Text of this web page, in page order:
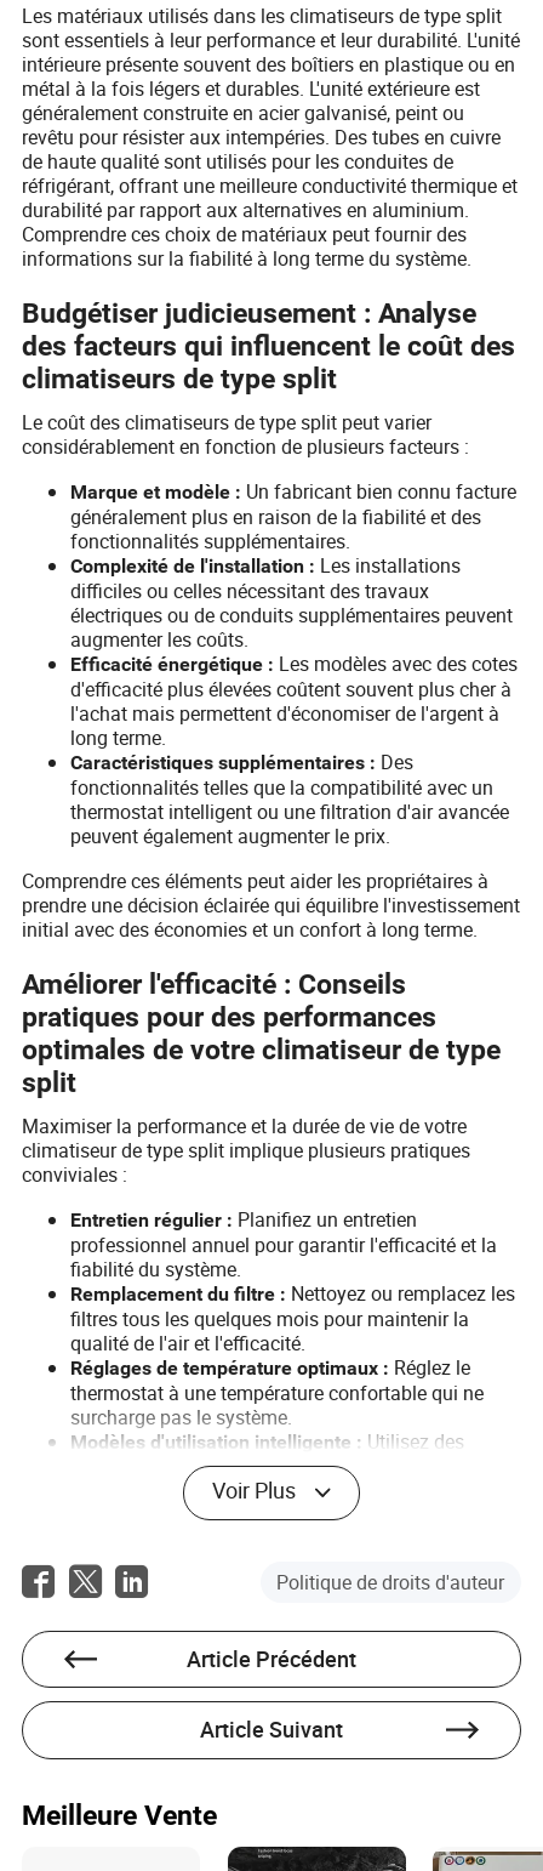
Les matériaux utilisés dans les climatiseurs de type split
sont essentiels à leur performance et leur durabilité. L'unité
intérieure présente souvent des boîtiers en plastique ou en
métal à la fois légers et durables. L'unité extérieure est
généralement construite en acier galvanisé, peint ou
revêtu pour résister aux intempéries. Des tubes en cuivre
de haute qualité sont utilisés pour les conduites de
réfrigérant, offrant une meilleure conductivité thermique et
durabilité par rapport aux alternatives en aluminium.
Comprendre ces choix de matériaux peut fournir des
informations sur la fiabilité à long terme du système.
Budgétiser judicieusement : Analyse
des facteurs qui influencent le coût des
climatiseurs de type split
Le coût des climatiseurs de type split peut varier
considérablement en fonction de plusieurs facteurs :
Marque et modèle : Un fabricant bien connu facture
généralement plus en raison de la fiabilité et des
fonctionnalités supplémentaires.
Complexité de l'installation : Les installations
difficiles ou celles nécessitant des travaux
électriques ou de conduits supplémentaires peuvent
augmenter les coûts.
Efficacité énergétique : Les modèles avec des cotes
d'efficacité plus élevées coûtent souvent plus cher à
l'achat mais permettent d'économiser de l'argent à
long terme.
Caractéristiques supplémentaires : Des
fonctionnalités telles que la compatibilité avec un
thermostat intelligent ou une filtration d'air avancée
peuvent également augmenter le prix.
Comprendre ces éléments peut aider les propriétaires à
prendre une décision éclairée qui équilibre l'investissement
initial avec des économies et un confort à long terme.
Améliorer l'efficacité : Conseils
pratiques pour des performances
optimales de votre climatiseur de type
split
Maximiser la performance et la durée de vie de votre
climatiseur de type split implique plusieurs pratiques
conviviales :
Entretien régulier : Planifiez un entretien
professionnel annuel pour garantir l'efficacité et la
fiabilité du système.
Remplacement du filtre : Nettoyez ou remplacez les
filtres tous les quelques mois pour maintenir la
qualité de l'air et l'efficacité.
Réglages de température optimaux : Réglez le
thermostat à une température confortable qui ne
surcharge pas le système.
Modèles d'utilisation intelligente : Utilisez des
minuteries automatiques et des commandes
intelligentes pour éviter un fonctionnement inutile.
améliorer le confort et la rentabilité de votre système de
climatisation.
En conclusion, sélectionner le climatiseur de type split
parfait implique un équilibre entre la compréhension des
types de systèmes, des matériaux, des coûts et des
pratiques d'entretien. En considérant ces facteurs, les
propriétaires peuvent atteindre un niveau de confort
optimal à l'intérieur tout en gérant efficacement leur
FAQ
Voir Plus
Politique de droits d'auteur
Article Précédent
Article Suivant
Meilleure Vente